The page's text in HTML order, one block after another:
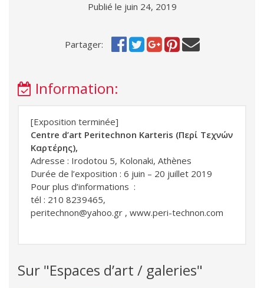
Publié le juin 24, 2019
Partager:
Information:
[Exposition terminée]
Centre d’art Peritechnon Karteris (Περί Τεχνών
Καρτέρης),
Adresse : Irodotou 5, Kolonaki, Athènes
Durée de l’exposition : 6 juin – 20 juillet 2019
Pour plus d’informations :
tél : 210 8239465,
peritechnon@yahoo.gr , www.peri-technon.com
Sur "Espaces d’art / galeries"